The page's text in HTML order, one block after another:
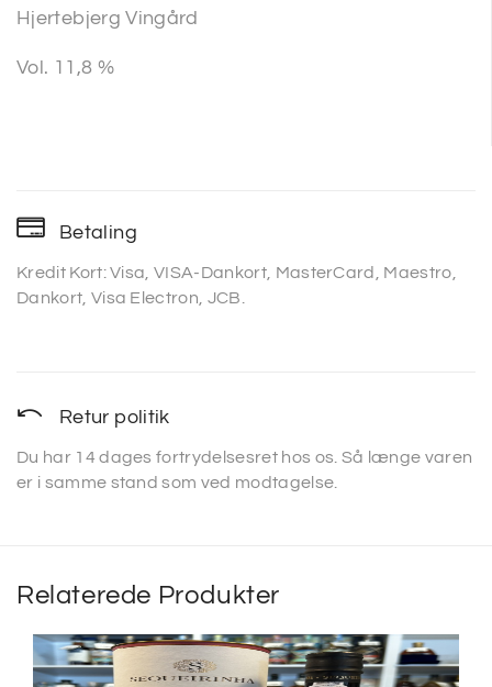
Hjertebjerg Vingård
Vol. 11,8 %
Betaling
Kredit Kort: Visa, VISA-Dankort, MasterCard, Maestro,
Dankort, Visa Electron, JCB.
Retur politik
Du har 14 dages fortrydelsesret hos os. Så længe varen
er i samme stand som ved modtagelse.
Relaterede Produkter